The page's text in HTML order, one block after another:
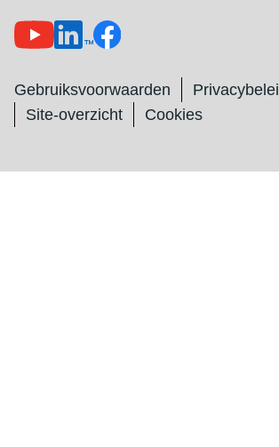
Gebruiksvoorwaarden
Site-overzicht
Cookies